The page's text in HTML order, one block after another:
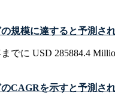
規模に達すると予測さ
でに USD 285884.4
CAGRを示すと予測さ